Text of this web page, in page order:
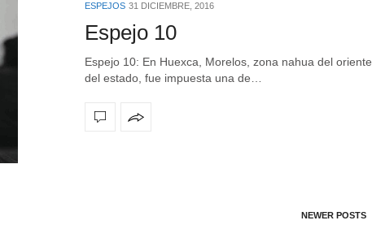
ESPEJOS 31 DICIEMBRE, 2016
Espejo 10
Espejo 10: En Huexca, Morelos, zona nahua del oriente
del estado, fue impuesta una de…
NEWER POSTS